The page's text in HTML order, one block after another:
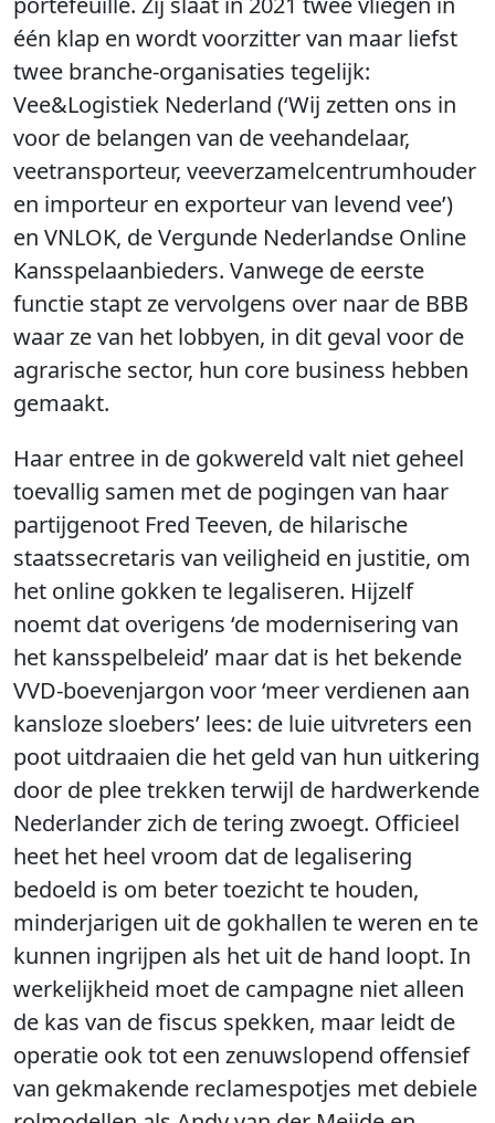
één klap en wordt voorzitter van maar liefst
twee branche-organisaties tegelijk:
Vee&Logistiek Nederland (‘Wij zetten ons in
voor de belangen van de veehandelaar,
veetransporteur, veeverzamelcentrumhouder
en importeur en exporteur van levend vee’)
en VNLOK, de Vergunde Nederlandse Online
Kansspelaanbieders. Vanwege de eerste
functie stapt ze vervolgens over naar de BBB
waar ze van het lobbyen, in dit geval voor de
agrarische sector, hun core business hebben
gemaakt.
Haar entree in de gokwereld valt niet geheel
toevallig samen met de pogingen van haar
partijgenoot Fred Teeven, de hilarische
staatssecretaris van veiligheid en justitie, om
het online gokken te legaliseren. Hijzelf
noemt dat overigens ‘de modernisering van
het kansspelbeleid’ maar dat is het bekende
VVD-boevenjargon voor ‘meer verdienen aan
kansloze sloebers’ lees: de luie uitvreters een
poot uitdraaien die het geld van hun uitkering
door de plee trekken terwijl de hardwerkende
Nederlander zich de tering zwoegt. Officieel
heet het heel vroom dat de legalisering
bedoeld is om beter toezicht te houden,
minderjarigen uit de gokhallen te weren en te
kunnen ingrijpen als het uit de hand loopt. In
werkelijkheid moet de campagne niet alleen
de kas van de fiscus spekken, maar leidt de
operatie ook tot een zenuwslopend offensief
van gekmakende reclamespotjes met debiele